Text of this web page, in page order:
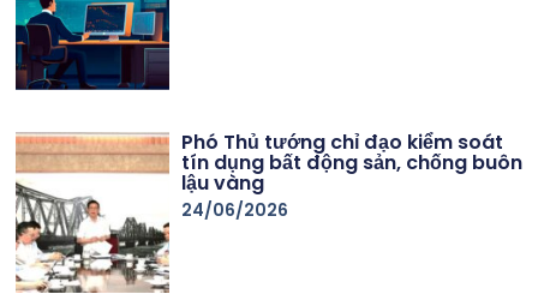
Phó Thủ tướng chỉ đạo kiểm soát
tín dụng bất động sản, chống buôn
lậu vàng
24/06/2026